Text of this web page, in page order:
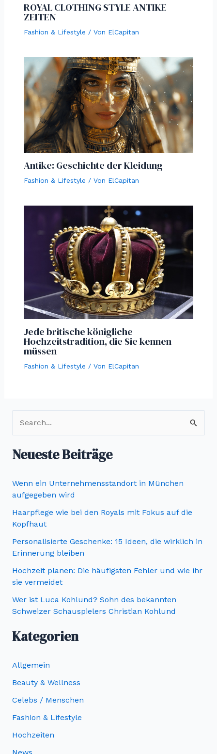
ROYAL CLOTHING STYLE ANTIKE
ZEITEN
Fashion & Lifestyle / Von ElCapitan
Antike: Geschichte der Kleidung
Fashion & Lifestyle / Von ElCapitan
Jede britische königliche
Hochzeitstradition, die Sie kennen
müssen
Fashion & Lifestyle / Von ElCapitan
u
c
e
n
n
a
c
h
:
Neueste Beiträge
Wenn ein Unternehmensstandort in München
aufgegeben wird
Haarpflege wie bei den Royals mit Fokus auf die
Kopfhaut
Personalisierte Geschenke: 15 Ideen, die wirklich in
Erinnerung bleiben
Hochzeit planen: Die häufigsten Fehler und wie ihr
sie vermeidet
Wer ist Luca Kohlund? Sohn des bekannten
Schweizer Schauspielers Christian Kohlund
Kategorien
Allgemein
Beauty & Wellness
Celebs / Menschen
Fashion & Lifestyle
Hochzeiten